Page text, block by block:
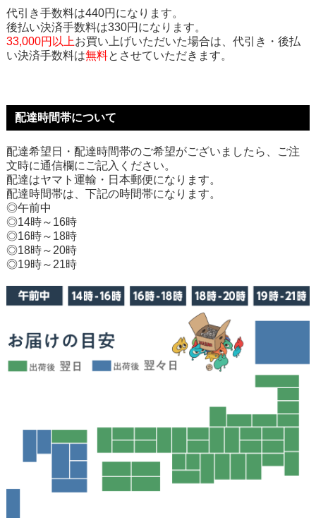
代引き手数料は440円になります。
後払い決済手数料は330円になります。
33,000円以上お買い上げいただいた場合は、代引き・後払
い決済手数料は無料とさせていただきます。
配達時間帯について
配達希望日・配達時間帯のご希望がございましたら、ご注
文時に通信欄にご記入ください。
配達はヤマト運輸・日本郵便になります。
配達時間帯は、下記の時間帯になります。
◎午前中
◎14時～16時
◎16時～18時
◎18時～20時
◎19時～21時